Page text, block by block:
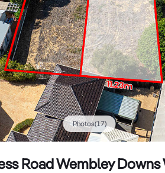
Photos(17)
Road Wembley